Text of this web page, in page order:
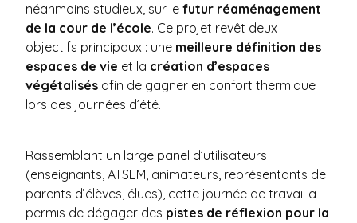
néanmoins studieux, sur le futur réaménagement
de la cour de l’école. Ce projet revêt deux
objectifs principaux : une meilleure définition des
espaces de vie et la création d’espaces
végétalisés afin de gagner en confort thermique
lors des journées d’été.
Rassemblant un large panel d’utilisateurs
(enseignants, ATSEM, animateurs, représentants de
parents d’élèves, élues), cette journée de travail a
permis de dégager des pistes de réflexion pour la